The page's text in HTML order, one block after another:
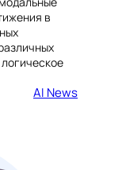
в
AI News